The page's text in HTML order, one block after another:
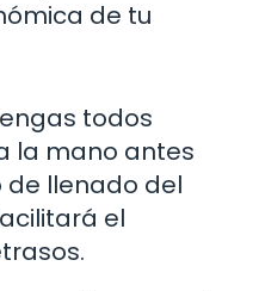
de tu
todos
la mano antes
de llenado del
el